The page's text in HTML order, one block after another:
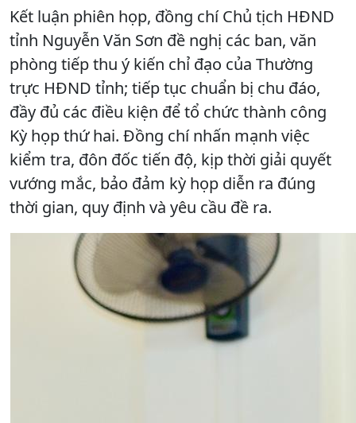
Kết luận phiên họp, đồng chí Chủ tịch HĐND
tỉnh Nguyễn Văn Sơn đề nghị các ban, văn
phòng tiếp thu ý kiến chỉ đạo của Thường
trực HĐND tỉnh; tiếp tục chuẩn bị chu đáo,
đầy đủ các điều kiện để tổ chức thành công
Kỳ họp thứ hai. Đồng chí nhấn mạnh việc
kiểm tra, đôn đốc tiến độ, kịp thời giải quyết
vướng mắc, bảo đảm kỳ họp diễn ra đúng
thời gian, quy định và yêu cầu đề ra.